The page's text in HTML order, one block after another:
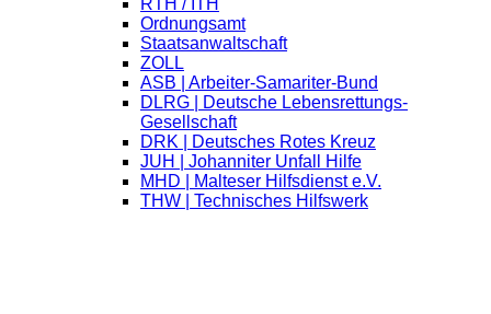
RTH / ITH
Ordnungsamt
Staatsanwaltschaft
ZOLL
ASB | Arbeiter-Samariter-Bund
DLRG | Deutsche Lebensrettungs-
Gesellschaft
DRK | Deutsches Rotes Kreuz
JUH | Johanniter Unfall Hilfe
MHD | Malteser Hilfsdienst e.V.
THW | Technisches Hilfswerk